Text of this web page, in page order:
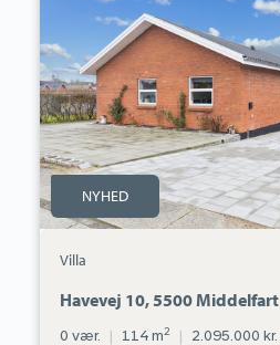
Middelfart
NYHED
Villa
Havevej 10, 5500 Middelfart
0 vær. | 114 m2 | 2.095.000 kr.